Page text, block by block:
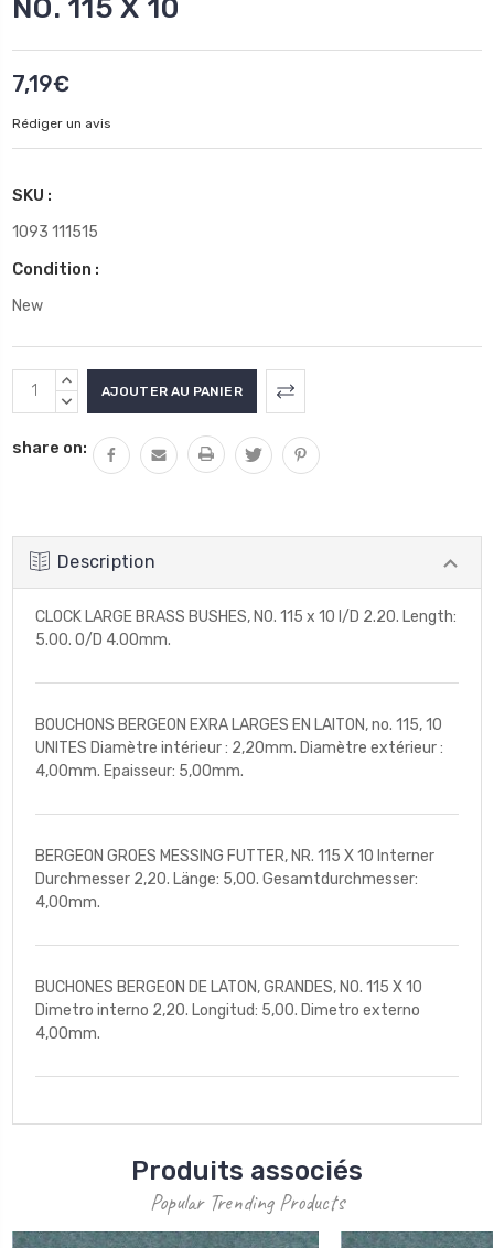
NO. 115 X 10
7,19€
Rédiger un avis
SKU :
1093 111515
Condition :
New
Stock
actuel
AUGMENTER
LA
:
DIMINUER
QUANTITÉ
share on:
Description
CLOCK LARGE BRASS BUSHES, NO. 115 x 10 I/D 2.20. Length:
5.00. O/D 4.00mm.
BOUCHONS BERGEON EXRA LARGES EN LAITON, no. 115, 10
UNITES Diamètre intérieur : 2,20mm. Diamètre extérieur :
4,00mm. Epaisseur: 5,00mm.
BERGEON GROES MESSING FUTTER, NR. 115 X 10 Interner
Durchmesser 2,20. Länge: 5,00. Gesamtdurchmesser:
4,00mm.
BUCHONES BERGEON DE LATON, GRANDES, NO. 115 X 10
Dimetro interno 2,20. Longitud: 5,00. Dimetro externo
4,00mm.
Produits associés
Popular Trending Products